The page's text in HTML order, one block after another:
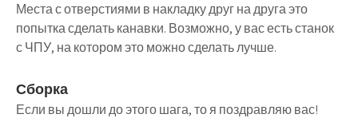
Места с отверстиями в накладку друг на друга это
попытка сделать канавки. Возможно, у вас есть станок
с ЧПУ, на котором это можно сделать лучше.
Сборка
Если вы дошли до этого шага, то я поздравляю вас!